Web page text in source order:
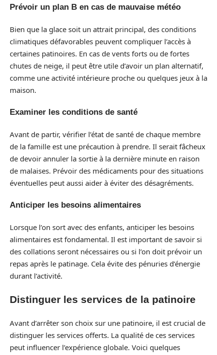
Prévoir un plan B en cas de mauvaise météo
Bien que la glace soit un attrait principal, des conditions
climatiques défavorables peuvent compliquer l’accès à
certaines patinoires. En cas de vents forts ou de fortes
chutes de neige, il peut être utile d’avoir un plan alternatif,
comme une activité intérieure proche ou quelques jeux à la
maison.
Examiner les conditions de santé
Avant de partir, vérifier l’état de santé de chaque membre
de la famille est une précaution à prendre. Il serait fâcheux
de devoir annuler la sortie à la dernière minute en raison
de malaises. Prévoir des médicaments pour des situations
éventuelles peut aussi aider à éviter des désagréments.
Anticiper les besoins alimentaires
Lorsque l’on sort avec des enfants, anticiper les besoins
alimentaires est fondamental. Il est important de savoir si
des collations seront nécessaires ou si l’on doit prévoir un
repas après le patinage. Cela évite des pénuries d’énergie
durant l’activité.
Distinguer les services de la patinoire
Avant d’arrêter son choix sur une patinoire, il est crucial de
distinguer les services offerts. La qualité de ces services
peut influencer l’expérience globale. Voici quelques